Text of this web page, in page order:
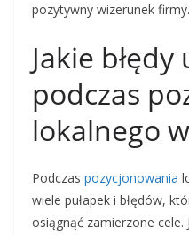
pozytywny wizerunek firmy.
Jakie
podczas
lokalnego
Podczas pozycjonowania
wiele pułapek i błędów,
osiągnąć zamierzone cele.